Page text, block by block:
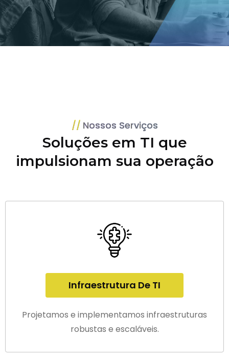
Nossos Serviços
Soluções em TI que
impulsionam sua operação
Infraestrutura De TI
Projetamos e implementamos infraestruturas
robustas e escaláveis.